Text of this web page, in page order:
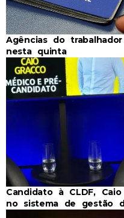
Agências do
nesta quinta
Candidato à CLDF,
no sistema de gestão